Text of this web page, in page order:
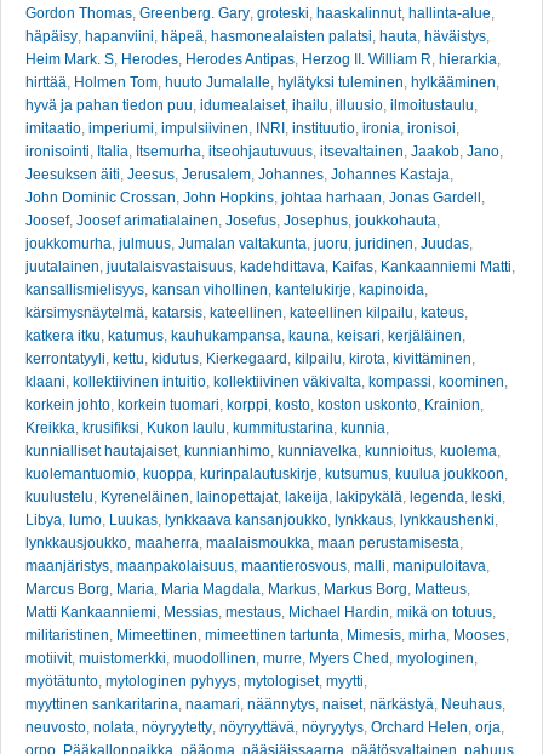
Gordon Thomas, Greenberg. Gary, groteski, haaskalinnut, hallinta-alue,
häpäisy, hapanviini, häpeä, hasmonealaisten palatsi, hauta, häväistys,
Heim Mark. S, Herodes, Herodes Antipas, Herzog II. William R, hierarkia,
hirttää, Holmen Tom, huuto Jumalalle, hylätyksi tuleminen, hylkääminen,
hyvä ja pahan tiedon puu, idumealaiset, ihailu, illuusio, ilmoitustaulu,
imitaatio, imperiumi, impulsiivinen, INRI , instituutio, ironia, ironisoi,
ironisointi, Italia, Itsemurha, itseohjautuvuus, itsevaltainen, Jaakob, Jano,
Jeesuksen äiti, Jeesus, Jerusalem, Johannes, Johannes Kastaja,
John Dominic Crossan, John Hopkins, johtaa harhaan, Jonas Gardell ,
Joosef, Joosef arimatialainen, Josefus, Josephus, joukkohauta,
joukkomurha, julmuus, Jumalan valtakunta, juoru, juridinen, Juudas,
juutalainen, juutalaisvastaisuus, kadehdittava, Kaifas, Kankaanniemi Matti,
kansallismielisyys, kansan vihollinen, kantelukirje, kapinoida,
kärsimysnäytelmä, katarsis, kateellinen, kateellinen kilpailu, kateus,
katkera itku, katumus, kauhukampansa, kauna, keisari, kerjäläinen,
kerrontatyyli, kettu, kidutus, Kierkegaard , kilpailu, kirota, kivittäminen,
klaani, kollektiivinen intuitio, kollektiivinen väkivalta, kompassi, koominen,
korkein johto, korkein tuomari, korppi, kosto, koston uskonto, Krainion,
Kreikka, krusifiksi, Kukon laulu, kummitustarina, kunnia,
kunnialliset hautajaiset, kunnianhimo, kunniavelka, kunnioitus, kuolema,
kuolemantuomio, kuoppa, kurinpalautuskirje, kutsumus, kuulua joukkoon,
kuulustelu, Kyreneläinen, lainopettajat, lakeija, lakipykälä, legenda, leski,
Libya, lumo, Luukas, lynkkaava kansanjoukko, lynkkaus, lynkkaushenki,
lynkkausjoukko, maaherra, maalaismoukka, maan perustamisesta,
maanjäristys, maanpakolaisuus, maantierosvous, malli, manipuloitava,
Marcus Borg, Maria, Maria Magdala, Markus, Markus Borg, Matteus,
Matti Kankaanniemi, Messias, mestaus, Michael Hardin, mikä on totuus,
militaristinen, Mimeettinen, mimeettinen tartunta, Mimesis, mirha, Mooses,
motiivit, muistomerkki, muodollinen, murre, Myers Ched , myologinen,
myötätunto, mytologinen pyhyys, mytologiset, myytti,
myyttinen sankaritarina, naamari, näännytys, naiset, närkästyä, Neuhaus,
neuvosto, nolata, nöyryytetty, nöyryyttävä, nöyryytys, Orchard Helen, orja,
orpo Pääkallonpaikka pääoma pääsiäissaarna päätösvaltainen pahuus